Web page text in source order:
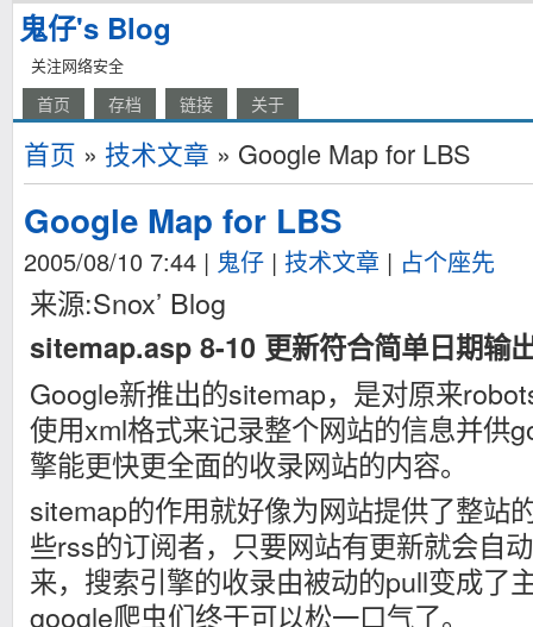
鬼仔's Blog
关注网络安全
首页 存档 链接 关于
首页 » 技术文章 » Google Map for LBS
Google Map for LBS
2005/08/10 7:44 | 鬼仔 | 技术文章 | 占个座先
来源:Snox’ Blog
sitemap.asp 8-10 更新符合简单日期输
Google新推出的sitemap，是对原来
使用xml格式来记录整个网站的信息并供
擎能更快更全面的收录网站的内容。
sitemap的作用就好像为网站提供了整站
些rss的订阅者，只要网站有更新就会自
来，搜索引擎的收录由被动的pull变成了
google爬虫们终于可以松一口气了。